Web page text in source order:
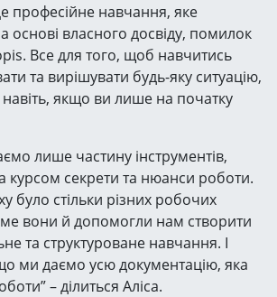
професійне навчання, яке
основі власного досвіду, помилок
Все для того, щоб навчитись
та вирішувати будь-яку ситуацію,
якщо ви лише на початку
лише частину інструментів,
секрети та нюанси роботи.
було стільки різних робочих
вони й допомогли нам створити
та структуроване навчання. І
ми даємо усю документацію, яка
– ділиться Аліса.